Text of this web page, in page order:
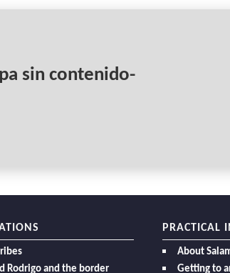
sin contenido-
Rodrigo and the border
PRACTICAL
About
Getting to